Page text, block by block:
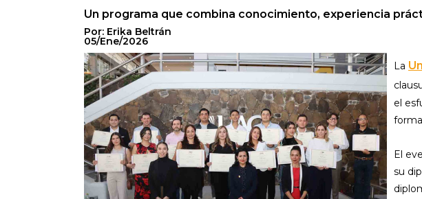
Un programa que combina conocimiento, experiencia
Por: Erika Beltrán
05/Ene/2026
La
el
El
su